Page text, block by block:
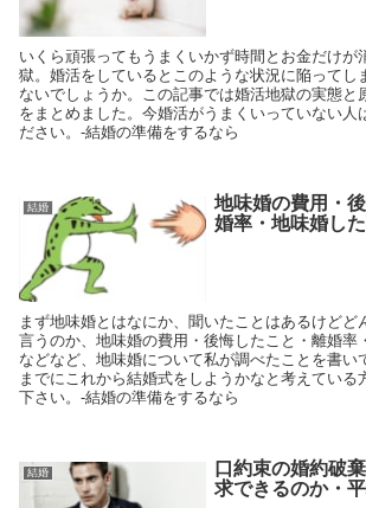
いくら頑張ってもうまくいかず時間とお金だけが
獄。婚活をしているとこのような状況に陥ってし
ないでしょうか。この記事では婚活地獄の実態と
をまとめました。今婚活がうまくいっていない人
ださい。-結婚の準備をするなら
結婚
地味婚の費用・
婚率・地味婚し
まず地味婚とはなにか、聞いたことはあるけどど
言うのか、地味婚の費用・後悔したこと・離婚率
などなど、地味婚について私が調べたことを書い
までにこれから結婚式をしようかなと考えている
下さい。-結婚の準備をするなら
結婚
口約束の婚約破
求できるのか・